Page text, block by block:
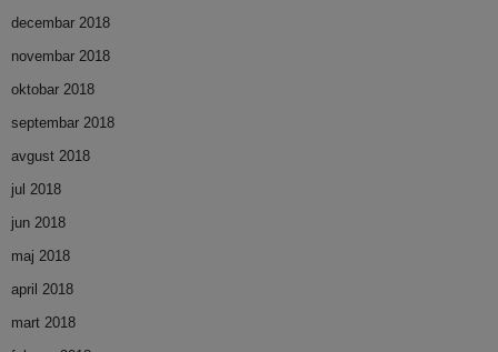
decembar 2018
novembar 2018
oktobar 2018
septembar 2018
avgust 2018
jul 2018
jun 2018
maj 2018
april 2018
mart 2018